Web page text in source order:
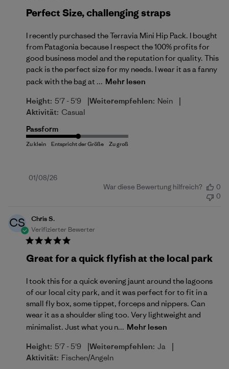
Perfect Size, challenging straps
I recently purchased the Terravia Mini Hip Pack. I bought
from Patagonia because I respect the 100% profits for
good business model and the reputation for quality. This
pack is the perfect size for my needs. I wear it as a fanny
pack with the bag at ... Mehr lesen
Height: 5'7 - 5'9 |Weiterempfehlen: Nein |
Aktivität: Casual
Passform
Veröffentlichungsdatum
01/08/26
War diese Bewertung hilfreich?
0
0
CS
Chris S.
Verifizierter Bewerter
Great for a quick flyfish at the local park
I took this for a quick evening jaunt around the lagoons
of our local city park, and it was perfect for to fit in a
small fly box, some tippet, forceps and nippers. Can
wear it as a shoulder sling too. Very lightweight and
minimalist. Just what you n... Mehr lesen
Height: 5'7 - 5'9 |Weiterempfehlen: Ja |
Aktivität: Fischen/Angeln